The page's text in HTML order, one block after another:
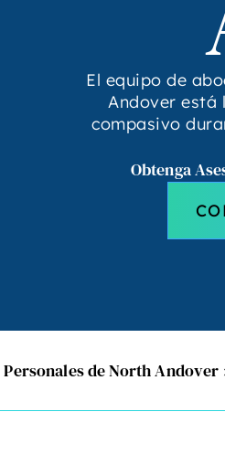
El equipo de
Andover está
compasivo
Obtenga
de North Andover